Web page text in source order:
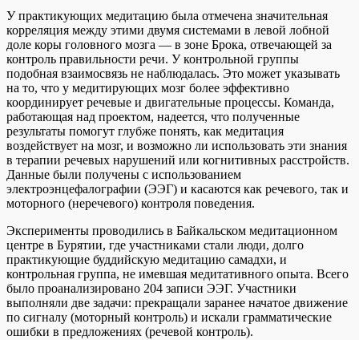
У практикующих медитацию была отмечена значительная
корреляция между этими двумя системами в левой лобной
доле коры головного мозга — в зоне Брока, отвечающей за
контроль правильности речи. У контрольной группы
подобная взаимосвязь не наблюдалась. Это может указывать
на то, что у медитирующих мозг более эффективно
координирует речевые и двигательные процессы. Команда,
работающая над проектом, надеется, что полученные
результаты помогут глубже понять, как медитация
воздействует на мозг, и возможно ли использовать эти знания
в терапии речевых нарушений или когнитивных расстройств.
Данные были получены с использованием
электроэнцефалографии (ЭЭГ) и касаются как речевого, так и
моторного (неречевого) контроля поведения.
Эксперименты проводились в Байкальском медитационном
центре в Бурятии, где участниками стали люди, долго
практикующие буддийскую медитацию самадхи, и
контрольная группа, не имевшая медитативного опыта. Всего
было проанализировано 204 записи ЭЭГ. Участники
выполняли две задачи: прекращали заранее начатое движение
по сигналу (моторный контроль) и искали грамматические
ошибки в предложениях (речевой контроль).